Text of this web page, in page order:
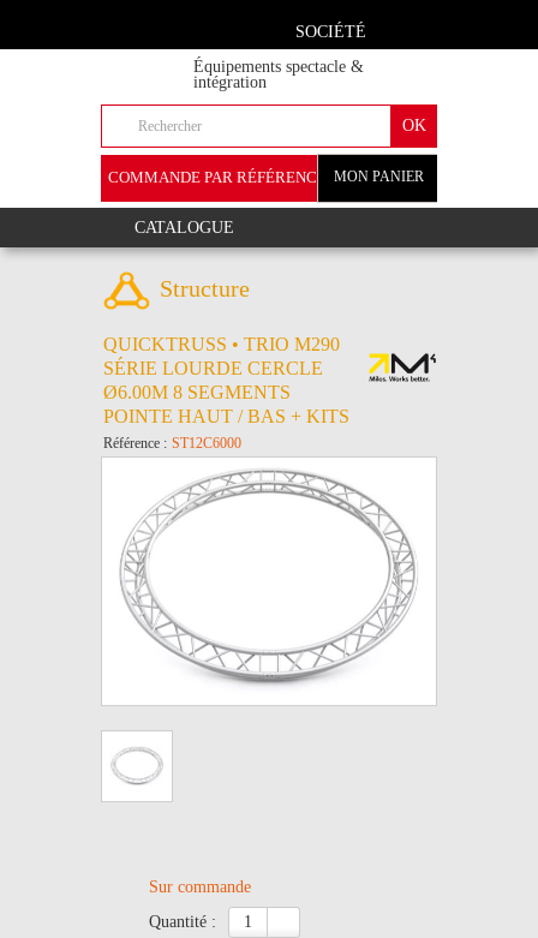
SOCIÉTÉ
Équipements spectacle &
intégration
MON PANIER
COMMANDE PAR RÉFÉRENCE
CATALOGUE
Structure
QUICKTRUSS • TRIO M290
SÉRIE LOURDE CERCLE
Ø6.00M 8 SEGMENTS
POINTE HAUT / BAS + KITS
Référence : ST12C6000
Sur commande
quantité :